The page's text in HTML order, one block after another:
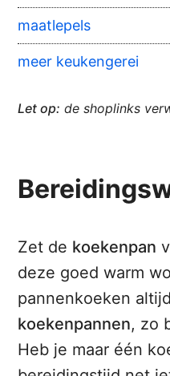
maatlepels
meer keukengerei
Let op: de shoplinks
Zet de koekenpan
deze goed warm
pannenkoeken
koekenpannen, zo
Heb je maar één